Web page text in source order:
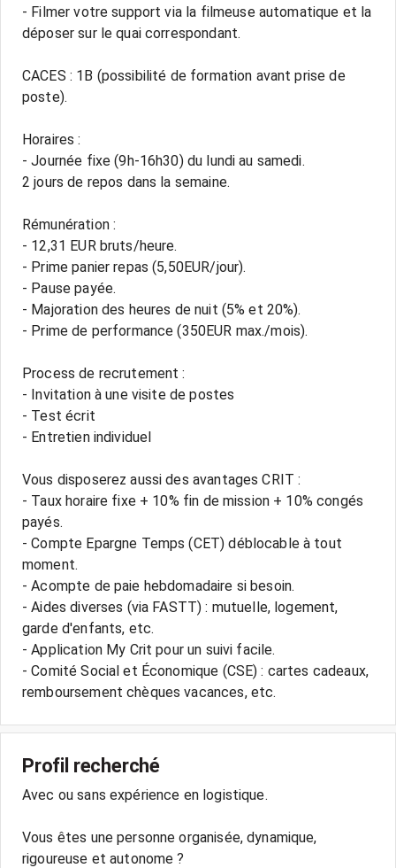
- Filmer votre support via la filmeuse automatique et la
déposer sur le quai correspondant.
CACES : 1B (possibilité de formation avant prise de
poste).
Horaires :
- Journée fixe (9h-16h30) du lundi au samedi.
2 jours de repos dans la semaine.
Rémunération :
- 12,31 EUR bruts/heure.
- Prime panier repas (5,50EUR/jour).
- Pause payée.
- Majoration des heures de nuit (5% et 20%).
- Prime de performance (350EUR max./mois).
Process de recrutement :
- Invitation à une visite de postes
- Test écrit
- Entretien individuel
Vous disposerez aussi des avantages CRIT :
- Taux horaire fixe + 10% fin de mission + 10% congés
payés.
- Compte Epargne Temps (CET) déblocable à tout
moment.
- Acompte de paie hebdomadaire si besoin.
- Aides diverses (via FASTT) : mutuelle, logement,
garde d'enfants, etc.
- Application My Crit pour un suivi facile.
- Comité Social et Économique (CSE) : cartes cadeaux,
remboursement chèques vacances, etc.
Profil recherché
Avec ou sans expérience en logistique.
Vous êtes une personne organisée, dynamique,
rigoureuse et autonome ?